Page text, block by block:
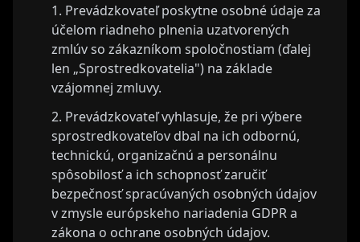
Prevádzkovateľ poskytne osobné údaje za
účelom riadneho plnenia uzatvorených
zmlúv so zákazníkom spoločnostiam (ďalej
len „Sprostredkovatelia") na základe
vzájomnej zmluvy.
Prevádzkovateľ vyhlasuje, že pri výbere
sprostredkovateľov dbal na ich odbornú,
technickú, organizačnú a personálnu
spôsobilosť a ich schopnosť zaručiť
bezpečnosť spracúvaných osobných údajov
v zmysle európskeho nariadenia GDPR a
zákona o ochrane osobných údajov.